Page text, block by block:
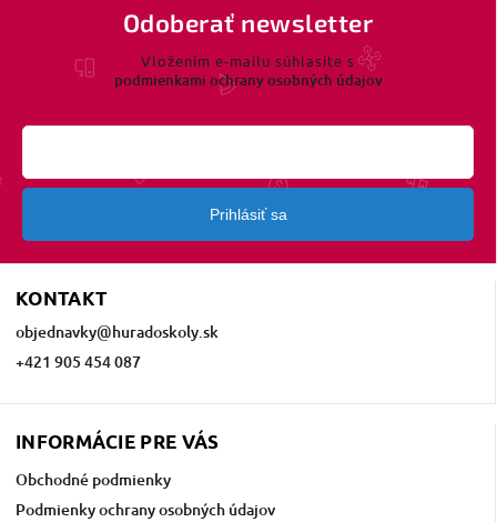
KONTAKT
objednavky@huradoskoly.sk
+421 905 454 087
INFORMÁCIE PRE VÁS
Obchodné podmienky
Podmienky ochrany osobných údajov
Odoberať newsletter
Vložením e-mailu súhlasíte s
podmienkami ochrany osobných údajov
Prihlásiť sa